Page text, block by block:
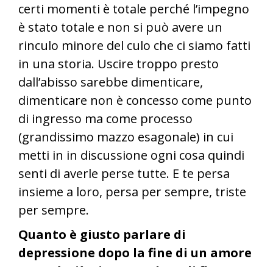
certi momenti è totale perché l’impegno
è stato totale e non si può avere un
rinculo minore del culo che ci siamo fatti
in una storia. Uscire troppo presto
dall’abisso sarebbe dimenticare,
dimenticare non è concesso come punto
di ingresso ma come processo
(grandissimo mazzo esagonale) in cui
metti in in discussione ogni cosa quindi
senti di averle perse tutte. E te persa
insieme a loro, persa per sempre, triste
per sempre.
Quanto è giusto parlare di
depressione dopo la fine di un amore